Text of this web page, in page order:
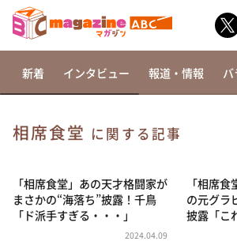
相席食堂
これ余談なんですけど・・・
～人生密着トークバラエティ！～
新着 インタビュー 報道・情報
相席食堂 に関する記事
「相席食堂」あの天才格闘家が
まさかの“海落ち”披露！千鳥
「ド派手すぎる・・・」
2024.04.09
「相席
の元グラ
披露「こ